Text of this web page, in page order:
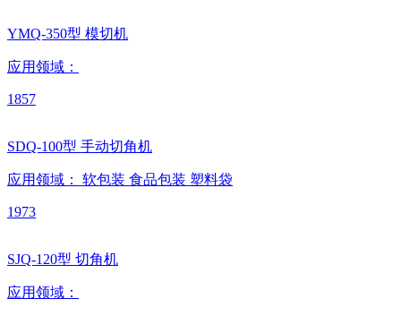
YMQ-350型 模切机
应用领域：
1857
SDQ-100型 手动切角机
应用领域： 软包装 食品包装 塑料袋
1973
SJQ-120型 切角机
应用领域：